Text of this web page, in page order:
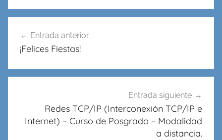
de
Entrada anterior
¡Felices Fiestas!
Entrada siguiente
Redes TCP/IP (Interconexión TCP/IP e
Internet) – Curso de Posgrado – Modalidad
a distancia.